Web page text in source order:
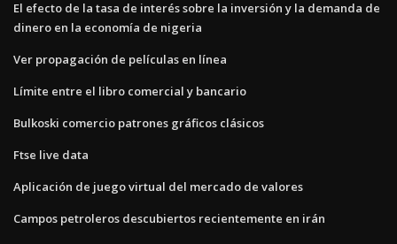
El efecto de la tasa de interés sobre la inversión y la demanda de
dinero en la economía de nigeria
Ver propagación de películas en línea
Límite entre el libro comercial y bancario
Bulkoski comercio patrones gráficos clásicos
Ftse live data
Aplicación de juego virtual del mercado de valores
Campos petroleros descubiertos recientemente en irán